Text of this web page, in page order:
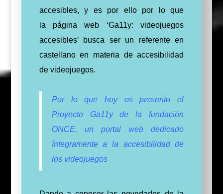
accesibles, y es por ello por lo que
la página web ‘Ga11y: videojuegos
accesibles’ busca ser un referente en
castellano en materia de accesibilidad
de videojuegos.
Por lo que hoy os presento el
Proyecto Ga11y de la fundación
ONCE, un portal web dedicado
íntegramente a la accesibilidad de
los videojuegos